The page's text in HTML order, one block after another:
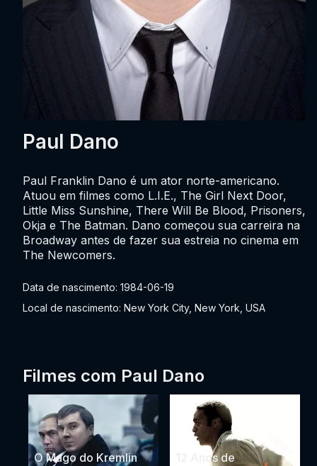
Paul Dano
Data de nascimento: 1984-06-19
Local de nascimento: New York City, New York, USA
Paul Franklin Dano é um ator norte-americano.
Atuou em filmes como L.I.E., The Girl Next Door,
Little Miss Sunshine, There Will Be Blood, Prisoners,
Okja e The Batman. Dano começou sua carreira na
Broadway antes de fazer sua estreia no cinema em
The Newcomers.
Filmes com Paul Dano
O Mago do Kremlin
12 Anos de